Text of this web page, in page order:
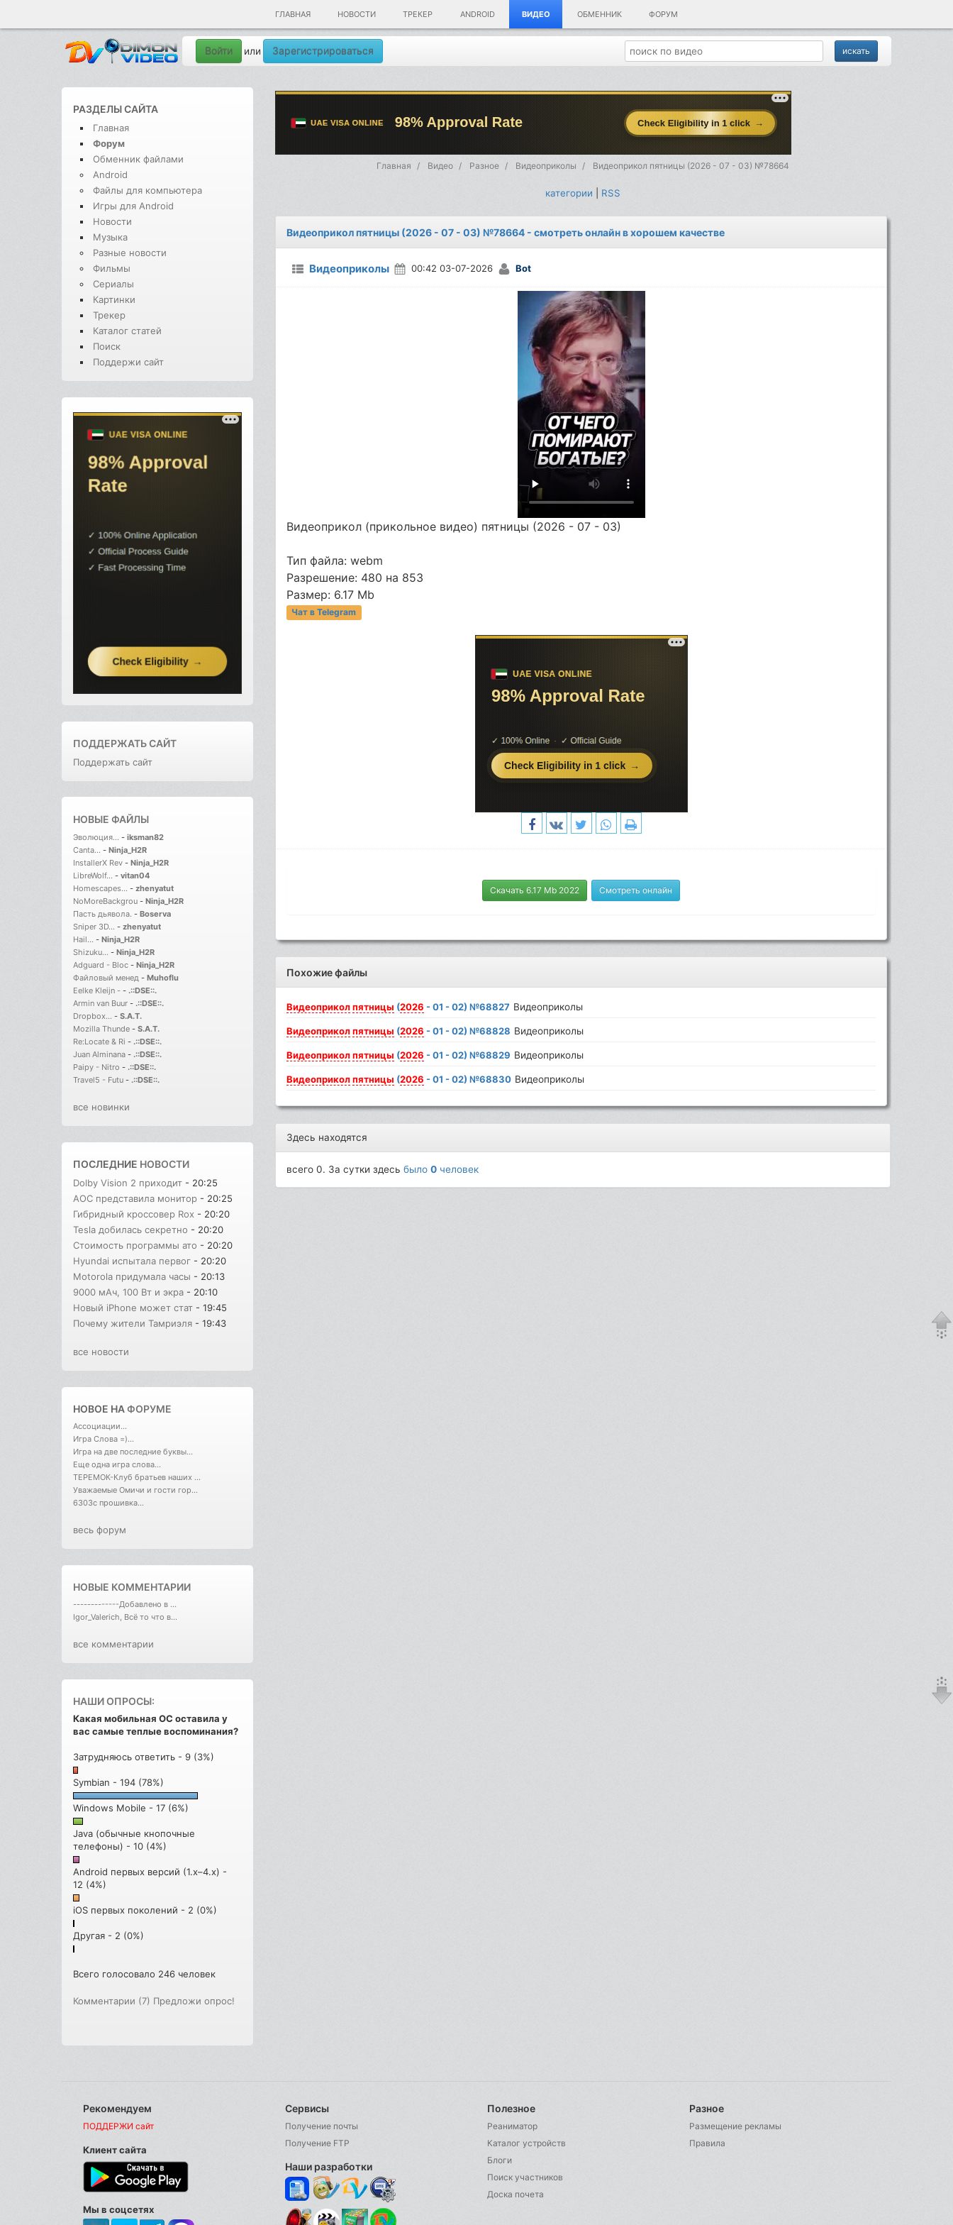
ГЛАВНАЯ НОВОСТИ ТРЕКЕР ANDROID ВИДЕО ОБМЕННИК ФОРУМ
Войти или Зарегистрироваться
РАЗДЕЛЫ САЙТА
Главная
Форум
Обменник файлами
Android
Файлы для компьютера
Игры для Android
Новости
Музыка
Разные новости
Фильмы
Сериалы
Картинки
Трекер
Каталог статей
Поиск
Поддержи сайт
ПОДДЕРЖАТЬ САЙТ
Поддержать сайт
НОВЫЕ ФАЙЛЫ
Эволюция... - iksman82
Canta... - Ninja_H2R
InstallerX Rev - Ninja_H2R
LibreWolf... - vitan04
Homescapes... - zhenyatut
NoMoreBackgrou - Ninja_H2R
Пасть дьявола. - Boserva
Sniper 3D... - zhenyatut
Hail... - Ninja_H2R
Shizuku... - Ninja_H2R
Adguard - Bloc - Ninja_H2R
Файловый менед - Muhoflu
Eelke Kleijn - - .::DSE::.
Armin van Buur - .::DSE::.
Dropbox... - S.A.T.
Mozilla Thunde - S.A.T.
Re:Locate & Ri - .::DSE::.
Juan Alminana - .::DSE::.
Paipy - Nitro - .::DSE::.
Travel5 - Futu - .::DSE::.
все новинки
ПОСЛЕДНИЕ НОВОСТИ
Dolby Vision 2 приходит - 20:25
AOC представила монитор - 20:25
Гибридный кроссовер Rox - 20:20
Tesla добилась секретно - 20:20
Стоимость программы ато - 20:20
Hyundai испытала первог - 20:20
Motorola придумала часы - 20:13
9000 мАч, 100 Вт и экра - 20:10
Новый iPhone может стат - 19:45
Почему жители Тамриэля - 19:43
все новости
НОВОЕ НАФОРУМЕ
Ассоциации...
Игра Слова =)...
Игра на две последние буквы...
Еще одна игра слова...
ТЕРЕМОК-Клуб братьев наших ...
Уважаемые Омичи и гости гор...
6303с прошивка...
весь форум
НОВЫЕ КОММЕНТАРИИ
-------------Добавлено в ...
Igor_Valerich, Всё то что в...
все комментарии
НАШИ ОПРОСЫ:
Какая мобильная ОС оставила у
вас самые теплые воспоминания?
Затрудняюсь ответить - 9 (3%)
Symbian - 194 (78%)
Windows Mobile - 17 (6%)
Java (обычные кнопочные
телефоны) - 10 (4%)
Android первых версий (1.x–4.x) -
12 (4%)
iOS первых поколений - 2 (0%)
Другая - 2 (0%)
Всего голосовало 246 человек
Комментарии (7) Предложи опрос!
Главная Видео Разное Видеоприколы Видеоприкол пятницы (2026 - 07 - 03) №78664
категории RSS
Видеоприкол пятницы (2026 - 07 - 03) №78664 - смотреть онлайн в хорошем качестве
Видеоприколы 00:42 03-07-2026 Bot
Видеоприкол (прикольное видео) пятницы (2026 - 07 - 03)
Тип файла: webm
Разрешение: 480 на 853
Размер: 6.17 Mb
Чат в Telegram
Скачать 6.17 Mb 2022 Смотреть онлайн
Похожие файлы
Видеоприколпятницы (2026 - 01 - 02) №68827 Видеоприколы
Видеоприколпятницы (2026 - 01 - 02) №68828 Видеоприколы
Видеоприколпятницы (2026 - 01 - 02) №68829 Видеоприколы
Видеоприколпятницы (2026 - 01 - 02) №68830 Видеоприколы
Здесь находятся
всего 0. За сутки здесьбыло0 человек
Рекомендуем
ПОДДЕРЖИ сайт
Клиент сайта
Мы в соцсетях
Сервисы
Получение почты
Получение FTP
Наши разработки
Полезное
Реаниматор
Каталог устройств
Блоги
Поиск участников
Доска почета
Разное
Размещение рекламы
Правила